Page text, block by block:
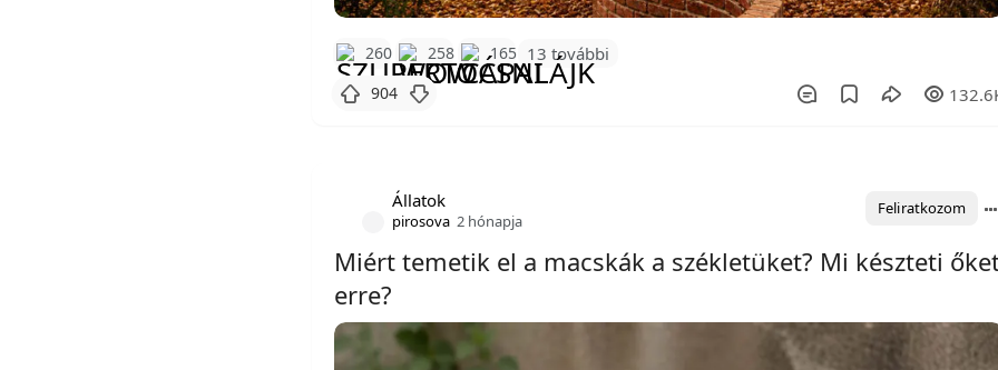
260 258 165 13 további
904
Állatok
pirosova 2 hónapja
Feliratkozom
Miért temetik el a macskák a székletüket? Mi készteti
erre?